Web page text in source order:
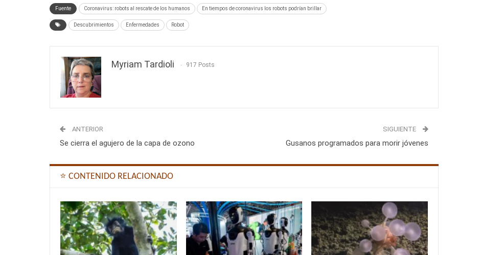
Fuente Coronavirus: robots al rescate de los humanos En tiempos de coronavirus los robots podrían brillar
Descubrimientos Enfermedades Robot
Myriam Tardioli 917 Posts
ANTERIOR
Se cierra el agujero de la capa de ozono
SIGUIENTE
Gusanos programados para morir jóvenes
⭐ CONTENIDO RELACIONADO